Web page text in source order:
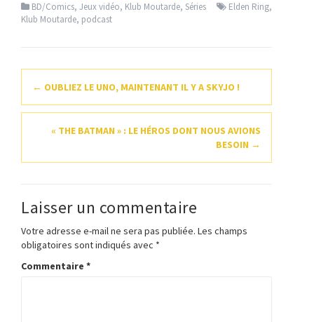
BD/Comics, Jeux vidéo, Klub Moutarde, Séries Elden Ring,
Klub Moutarde, podcast
Navigation
d'article
← OUBLIEZ LE UNO, MAINTENANT IL Y A SKYJO !
« THE BATMAN » : LE HÉROS DONT NOUS AVIONS
BESOIN →
Laisser un commentaire
Votre adresse e-mail ne sera pas publiée. Les champs
obligatoires sont indiqués avec *
Commentaire *